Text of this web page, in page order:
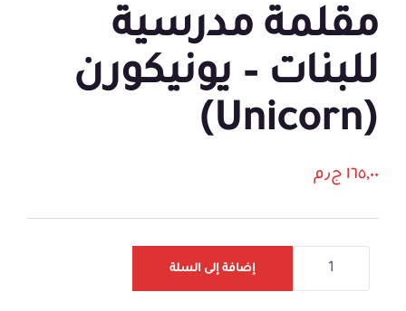
مقلمة مدرسية
للبنات – يونيكورن
(Unicorn)
١٦٥,٠٠ ج٫م
إضافة إلى السلة